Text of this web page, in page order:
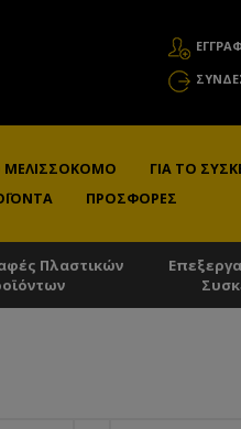
ΜΕΛΙΣΣΟΚΌΜΟ
ΓΙΑ ΤΟ
ΠΡΟΣΦΟΡΈΣ
Πλαστικών